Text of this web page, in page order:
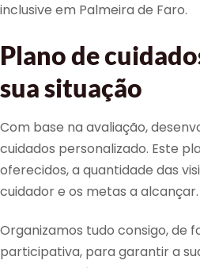
inclusive em Palmeira de Faro.
Plano de
sua situação
Com base na avaliação,
cuidados personalizado. Este
oferecidos, a quantidade das
cuidador e os metas a alcançar.
Organizamos tudo consigo, de
participativa, para garantir a